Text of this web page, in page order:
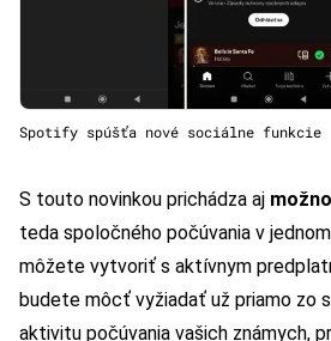
Spotify spúšťa nové sociálne funkcie
S touto novinkou prichádza aj
teda spoločného počúvania v
môžete vytvoriť s aktívnym
budete môcť vyžiadať už priamo zo
aktivitu počúvania vašich známych,